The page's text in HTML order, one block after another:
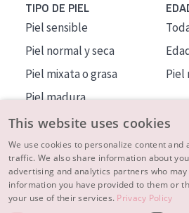
TIPO DE PIEL
Piel sensible
Piel normal y seca
Piel mixata o grasa
Piel madura
Piel expuesta al sol
Piel menopáusica
Piel
MÁS SOBRE NOSOTROS
INSPIRACIÓN
This website uses cookies
We use cookies to personalize content and
traffic. We also share information about
advertising and analytics partners who
information you have provided to them or
your use of their services. Privacy Policy